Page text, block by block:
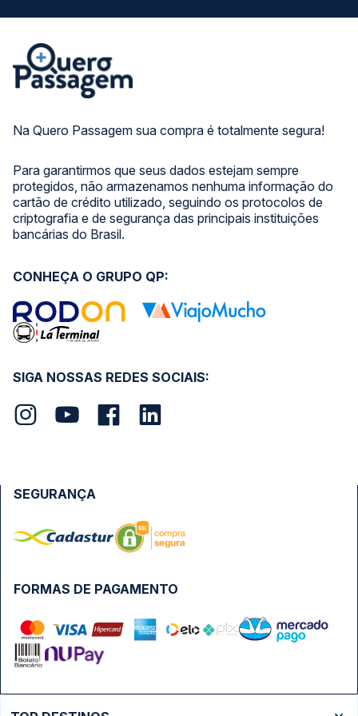
Na Quero Passagem sua compra é totalmente segura!
Para garantirmos que seus dados estejam sempre
protegidos, não armazenamos nenhuma informação do
cartão de crédito utilizado, seguindo os protocolos de
criptografia e de segurança das principais instituições
bancárias do Brasil.
SIGA NOSSAS REDES SOCIAIS:
CONHEÇA O GRUPO QP:
FORMAS DE PAGAMENTO
SEGURANÇA